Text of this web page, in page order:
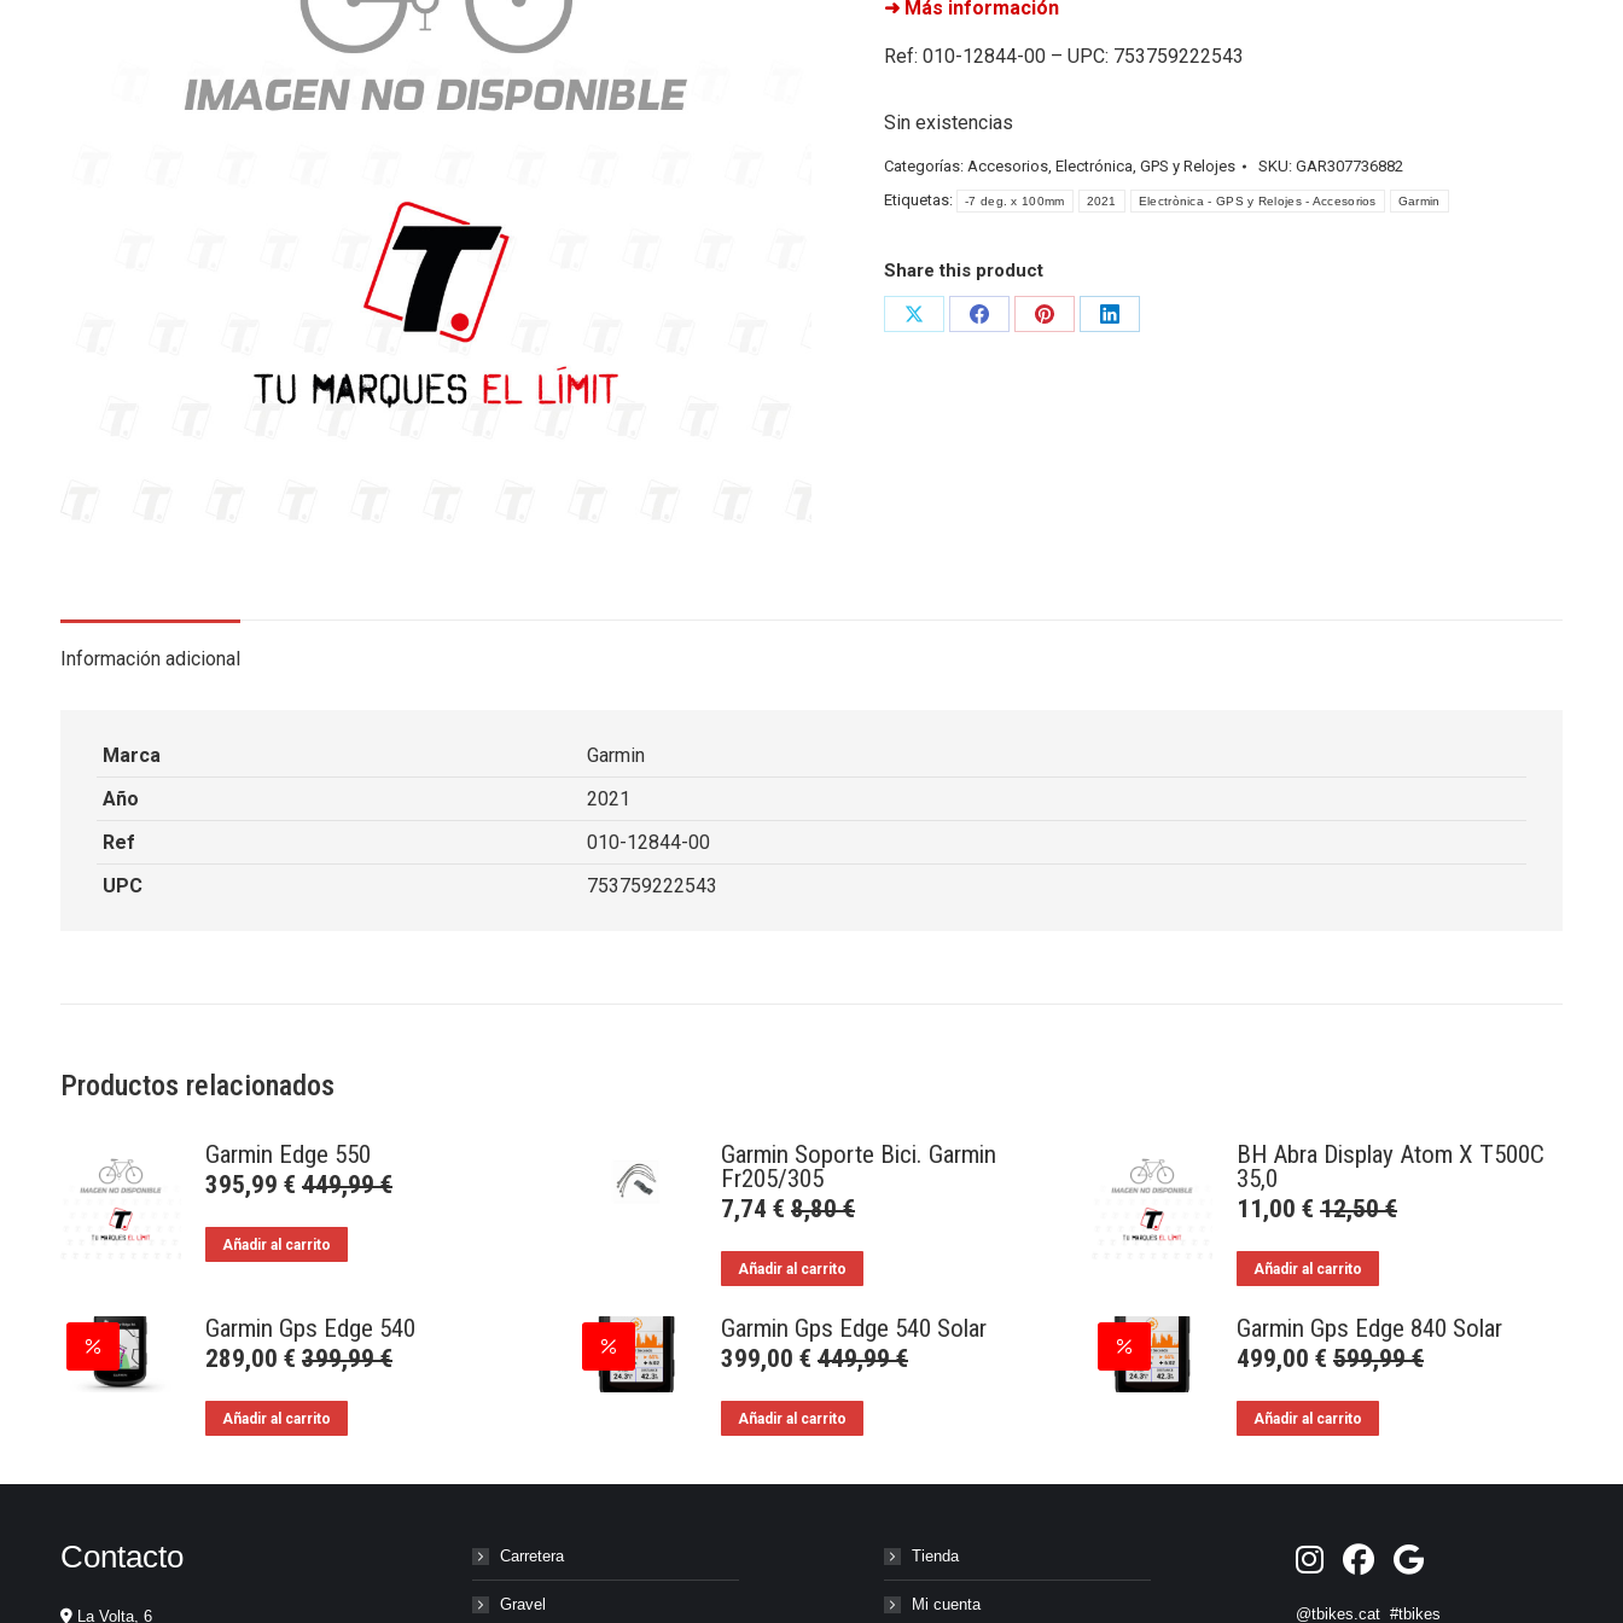
➜ Más información
Ref: 010-12844-00 – UPC: 753759222543
Sin existencias
Categorías: Accesorios, Electrónica, GPS y Relojes SKU: GAR307736882
Etiquetas:
-7 deg. x 100mm 2021 Electrònica - GPS y Relojes - Accesorios Garmin
Share this product
Share
Share
Share
Share
Información adicional
Marca
Garmin
Año
2021
Ref
010-12844-00
UPC
753759222543
Productos relacionados
Garmin Edge 550
395,99 € 449,99€
Añadir al carrito
Garmin Soporte Bici. Garmin
Fr205/305
7,74€ 8,80€
Añadir al carrito
BH Abra Display Atom X T500C
35,0
11,00€ 12,50€
Añadir al carrito
Garmin Gps Edge 540
289,00 € 399,99€
Añadir al carrito
Garmin Gps Edge 540 Solar
399,00€ 449,99€
Añadir al carrito
Garmin Gps Edge 840 Solar
499,00€ 599,99€
Añadir al carrito
Contacto
La Volta, 6
Carretera
Gravel
Tienda
Mi cuenta
@tbikes.cat #tbikes